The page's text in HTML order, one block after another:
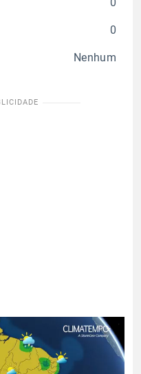
0
Nenhum